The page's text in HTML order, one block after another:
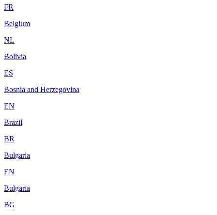
FR
Belgium
NL
Bolivia
ES
Bosnia and Herzegovina
EN
Brazil
BR
Bulgaria
EN
Bulgaria
BG